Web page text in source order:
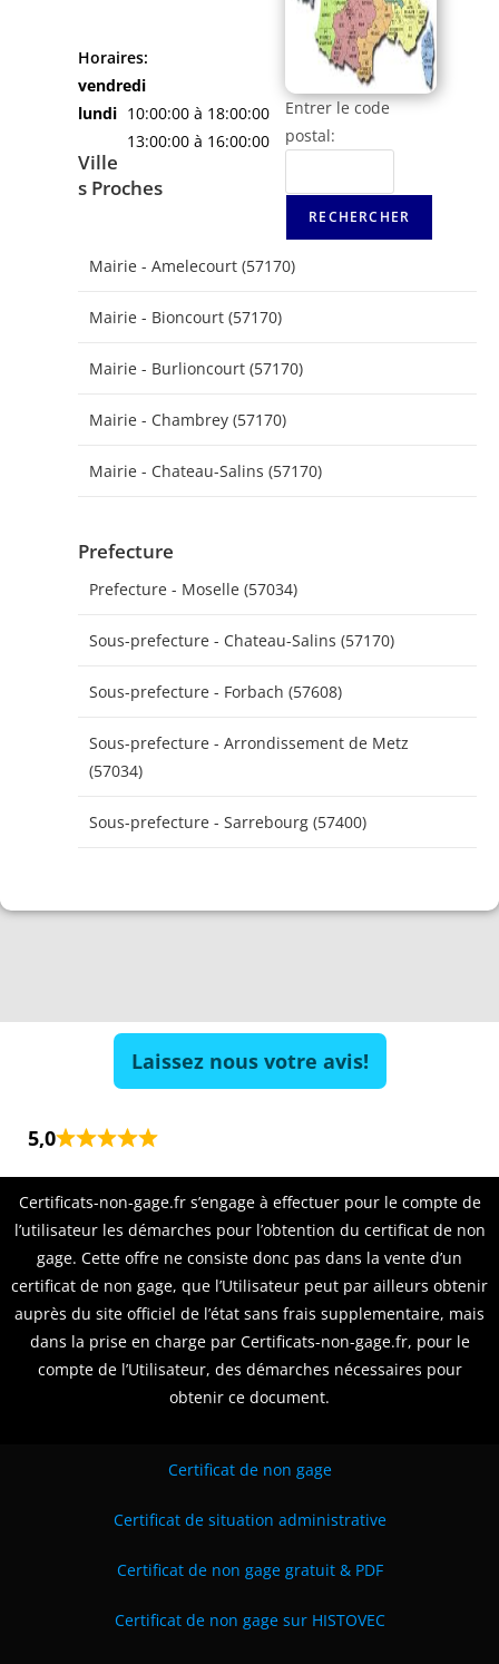
Entrer le code
postal:
Horaires:
vendredi
10:00:00 à 18:00:00
lundi
13:00:00 à 16:00:00
Ville
s Proches
Mairie - Amelecourt (57170)
Mairie - Bioncourt (57170)
Mairie - Burlioncourt (57170)
Mairie - Chambrey (57170)
Mairie - Chateau-Salins (57170)
Prefecture
Prefecture - Moselle (57034)
Sous-prefecture - Chateau-Salins (57170)
Sous-prefecture - Forbach (57608)
Sous-prefecture - Arrondissement de Metz
(57034)
Sous-prefecture - Sarrebourg (57400)
Laissez nous votre avis!
5,0
Certificats-non-gage.fr s’engage à effectuer pour le compte de
l’utilisateur les démarches pour l’obtention du certificat de non
gage. Cette offre ne consiste donc pas dans la vente d’un
certificat de non gage, que l’Utilisateur peut par ailleurs obtenir
auprès du site officiel de l’état sans frais supplementaire, mais
dans la prise en charge par Certificats-non-gage.fr, pour le
compte de l’Utilisateur, des démarches nécessaires pour
obtenir ce document.
Certificat de non gage
Certificat de situation administrative
Certificat de non gage gratuit & PDF
Certificat de non gage sur HISTOVEC